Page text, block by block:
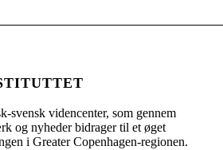
svensk videncenter, som gennem
og nyheder bidrager til et øget
i Greater Copenhagen-regionen.